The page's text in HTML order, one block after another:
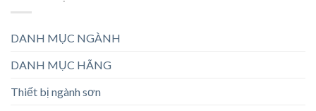
DANH MỤC NGÀNH
DANH MỤC HÃNG
Thiết bị ngành sơn